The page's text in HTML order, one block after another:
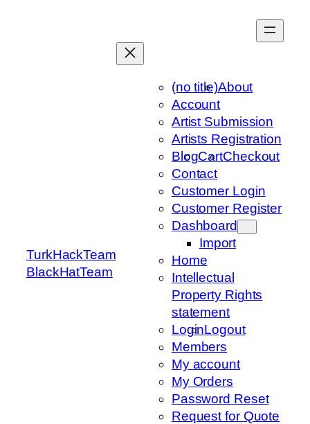
TurkHackTeam
BlackHatTeam
(no title)About
Account
Artist Submission
Artists Registration
BlogCartCheckout
Contact
Customer Login
Customer Register
Dashboard
Import
Home
Intellectual
Property Rights
statement
LoginLogout
Members
My account
My Orders
Password Reset
Request for Quote